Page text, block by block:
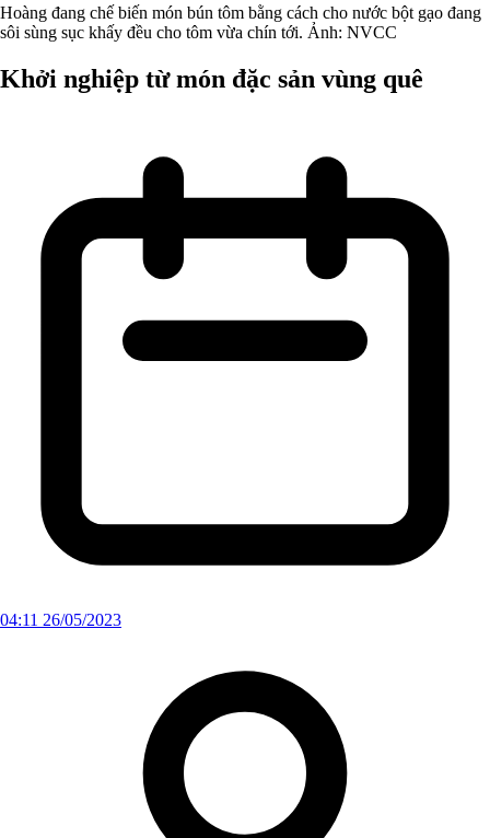
Hoàng đang chế biến món bún tôm bằng cách cho nước bột gạo đang
sôi sùng sục khấy đều cho tôm vừa chín tới. Ảnh: NVCC
Khởi nghiệp từ món đặc sản vùng quê
04:11 26/05/2023